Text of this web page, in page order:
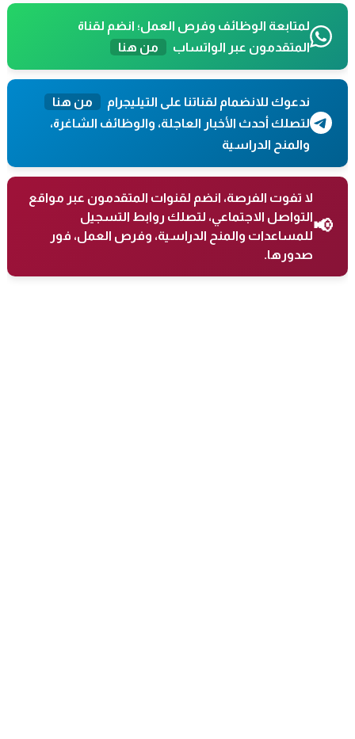
لمتابعة الوظائف وفرص العمل؛ انضم لقناة
المتقدمون عبر الواتساب
من هنا
ندعوك للانضمام لقناتنا على التيليجرام
من هنا
لتصلك أحدث الأخبار العاجلة، والوظائف الشاغرة،
والمنح الدراسية
📢
لا تفوت الفرصة، انضم لقنوات المتقدمون عبر مواقع
التواصل الاجتماعي، لتصلك روابط التسجيل
للمساعدات والمنح الدراسية، وفرص العمل، فور
صدورها.